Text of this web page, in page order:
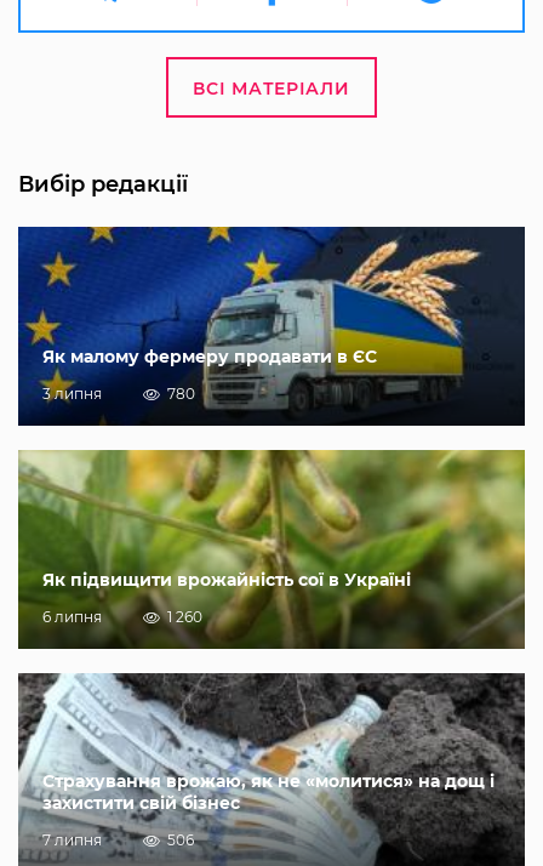
ВСІ МАТЕРІАЛИ
Вибір редакції
Як малому фермеру продавати в ЄС
3 липня 780
Як підвищити врожайність сої в Україні
6 липня 1 260
Страхування врожаю, як не «молитися» на дощ і
захистити свій бізнес
7 липня 506